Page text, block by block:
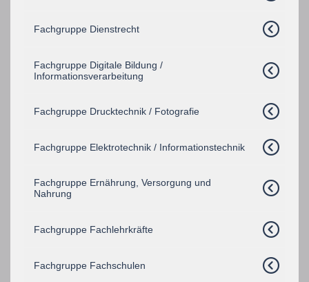
Fachgruppe Dienstrecht
Fachgruppe Digitale Bildung /
Informationsverarbeitung
Fachgruppe Drucktechnik / Fotografie
Fachgruppe Elektrotechnik / Informationstechnik
Fachgruppe Ernährung, Versorgung und
Nahrung
Fachgruppe Fachlehrkräfte
Fachgruppe Fachschulen